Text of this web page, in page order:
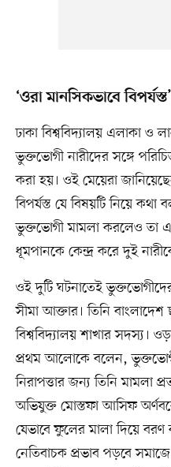
‘ওরা মানসিকভাবে বিপর্যস্ত’
ঢাকা বিশ্ববিদ্যালয় এলাকা ও
ভুক্তভোগী নারীদের সঙ্গে
করা হয়। ওই মেয়েরা
বিপর্যস্ত যে বিষয়টি নিয়ে
ভুক্তভোগী মামলা করলেও তা
ধূমপানকে কেন্দ্র করে দুই
ওই দুটি ঘটনাতেই
সীমা আক্তার। তিনি বাংলাদেশ
বিশ্ববিদ্যালয় শাখার সদস্য।
প্রথম আলোকে বলেন, ভুক্তভোগী
নিরাপত্তার জন্য তিনি মামলা
অভিযুক্ত মোস্তফা আসিফ
যেভাবে ফুলের মালা দিয়ে
নেতিবাচক প্রভাব পড়বে